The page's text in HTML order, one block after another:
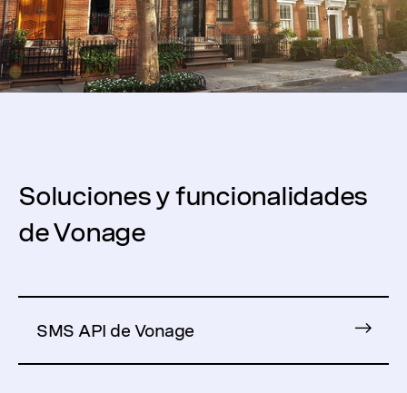
Soluciones y funcionalidades
de Vonage
SMS API de Vonage